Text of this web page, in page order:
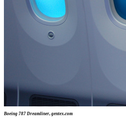
Boeing 787 Dreamliner, gentex.com